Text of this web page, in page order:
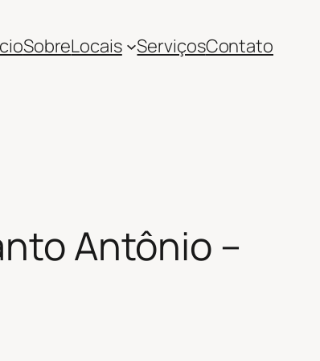
SobreLocais ServiçosContato
Antônio –